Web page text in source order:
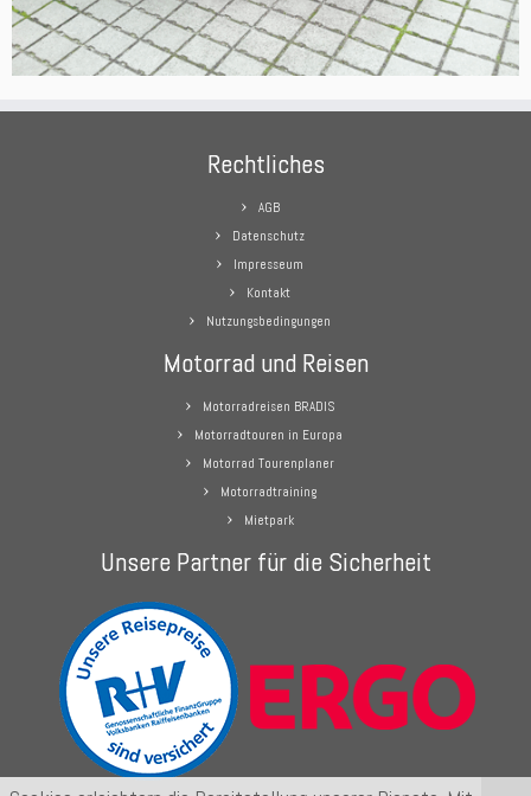
Rechtliches
AGB
Datenschutz
Impresseum
Kontakt
Nutzungsbedingungen
Motorrad und Reisen
Motorradreisen BRADIS
Motorradtouren in Europa
Motorrad Tourenplaner
Motorradtraining
Mietpark
Unsere Partner für die Sicherheit